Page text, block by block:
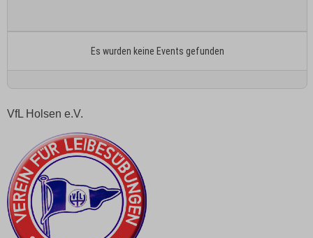
Es wurden keine Events gefunden
VfL Holsen e.V.